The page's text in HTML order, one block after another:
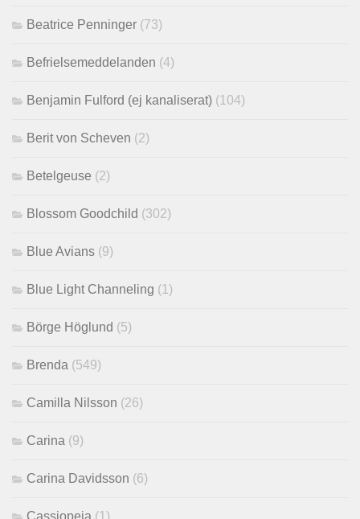
Beatrice Penninger (73)
Befrielsemeddelanden (4)
Benjamin Fulford (ej kanaliserat) (104)
Berit von Scheven (2)
Betelgeuse (2)
Blossom Goodchild (302)
Blue Avians (9)
Blue Light Channeling (1)
Börge Höglund (5)
Brenda (549)
Camilla Nilsson (26)
Carina (9)
Carina Davidsson (6)
Cassiopeia (1)